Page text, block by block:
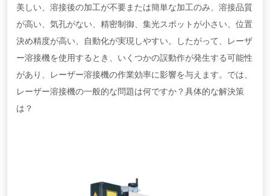
美しい、溶接後の加工が不要または簡単な加工のみ、溶接品質
が高い、気孔がない、精密制御、集光スポットが小さい、位置
決め精度が高い、自動化が実現しやすい。したがって、レーザ
ー溶接機を使用するとき、いくつかの誤動作が発生する可能性
があり、レーザー溶接機の作業効率に影響を与えます。では、
レーザー溶接機の一般的な問題は何ですか？具体的な解決策
は？